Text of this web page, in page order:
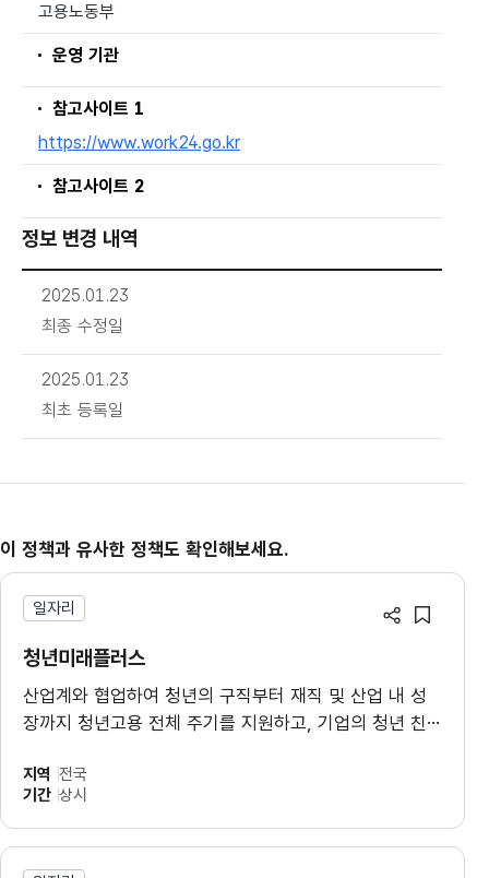
고용노동부
운영 기관
참고사이트 1
https://www.work24.go.kr
참고사이트 2
정보 변경 내역
2025.01.23
최종 수정일
2025.01.23
최초 등록일
이 정책과 유사한 정책도 확인해보세요.
일자리
청년미래플러스
산업계와 협업하여 청년의 구직부터 재직 및 산업 내 성
장까지 청년고용 전체 주기를 지원하고, 기업의 청년 친
지역 전국
기간 상시